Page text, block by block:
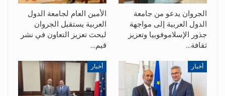
الجروان يدعو من جامعة
الدول العربية إلى مواجهة
جذور الإسلاموفوبيا وتعزيز
ثقافة…
الأمين العام لجامعة الدول
العربية يستقبل الجروان
لبحث تعزيز التعاون في نشر
قيم…
أخبار أخبار